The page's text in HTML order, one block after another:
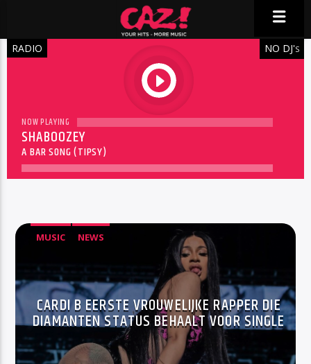
RADIO
play
NO DJ'S
NOW PLAYING
SHABOOZEY
A BAR SONG (TIPSY)
MUSIC NEWS
CARDI B EERSTE VROUWELIJKE RAPPER DIE
DIAMANTEN STATUS BEHAALT VOOR SINGLE